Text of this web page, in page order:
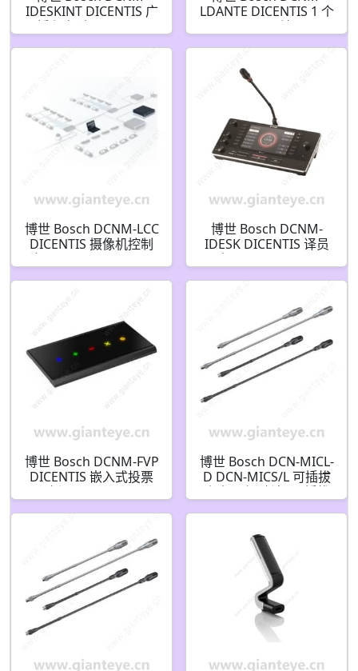
IDESKINT DICENTIS 广
播和电话。 DCNM-
LDANTE DICENTIS 1 个
Dante 流
博世 Bosch DCNM-LCC
DICENTIS 摄像机控制
许可证 F.01U.287.755
博世 Bosch DCNM-
IDESK DICENTIS 译员
台 F.01U.314.659
博世 Bosch DCNM-FVP
DICENTIS 嵌入式投票
面板 F.01U.402.924
博世 Bosch DCN-MICL-
D DCN-MICS/L 可插拔
麦克风 短/长杆 可插拔